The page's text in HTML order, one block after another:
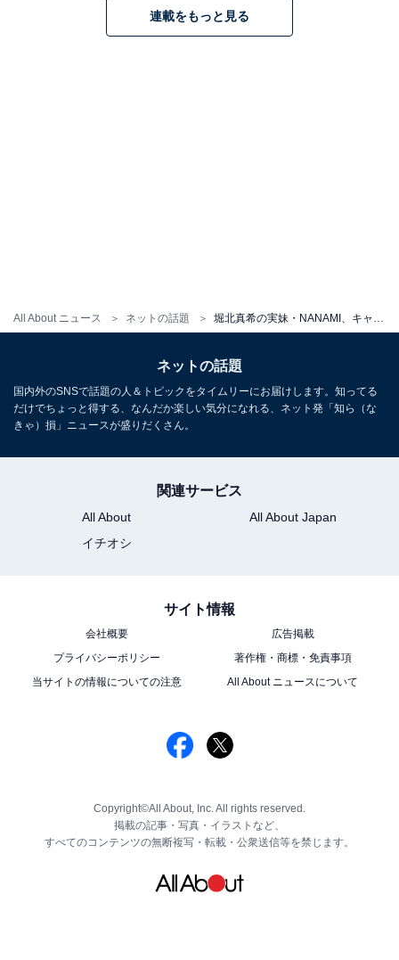
All About ニュース ネットの話題
連載をもっと見る
ネットの話題
国内外のSNSで話題の人＆トピックをタイムリーにお届けします。知ってる
だけでちょっと得する、なんだか楽しい気分になれる、ネット発「知ら（な
きゃ）損」ニュースが盛りだくさん。
関連サービス
All About
All About Japan
イチオシ
サイト情報
会社概要
広告掲載
プライバシーポリシー
著作権・商標・免責事項
当サイトの情報についての注意
All About ニュースについて
Copyright©All About, Inc. All rights reserved.
掲載の記事・写真・イラストなど、
すべてのコンテンツの無断複写・転載・公衆送信等を禁じます。